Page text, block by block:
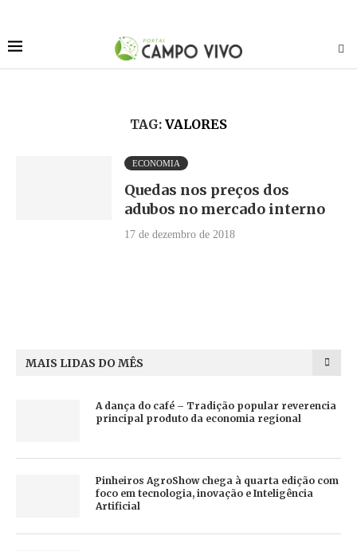
TAG: VALORES
ECONOMIA
Quedas nos preços dos
adubos no mercado interno
17 de dezembro de 2018
MAIS LIDAS DO MÊS
A dança do café – Tradição popular reverencia
principal produto da economia regional
Pinheiros AgroShow chega à quarta edição com
foco em tecnologia, inovação e Inteligência
Artificial